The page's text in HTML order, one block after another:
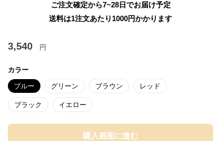
ご注文確定から7~28日でお届け予定
送料は1注文あたり 1000円かかります
3,540 円
カラー
ブルー グリーン ブラウン レッド
ブラック イエロー
購入画面に進む